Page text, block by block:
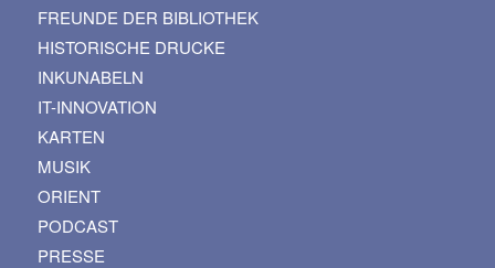
FREUNDE DER BIBLIOTHEK
HISTORISCHE DRUCKE
INKUNABELN
IT-INNOVATION
KARTEN
MUSIK
ORIENT
PODCAST
PRESSE